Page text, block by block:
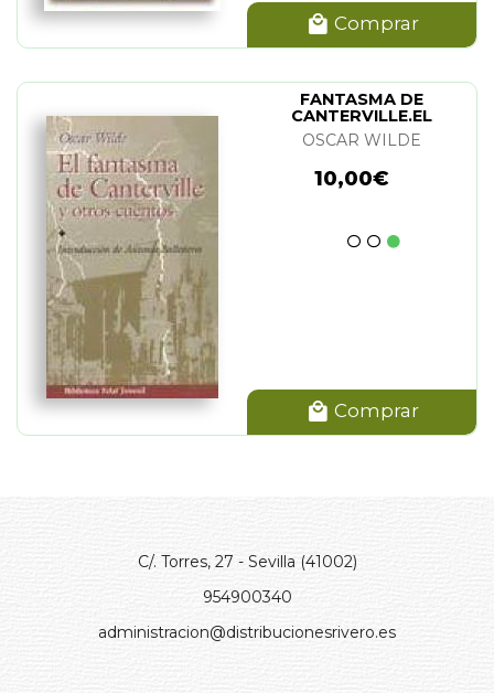
Comprar
FANTASMA DE
CANTERVILLE.EL
OSCAR WILDE
10,00€
Comprar
C/. Torres, 27 - Sevilla (41002)
954900340
administracion@distribucionesrivero.es